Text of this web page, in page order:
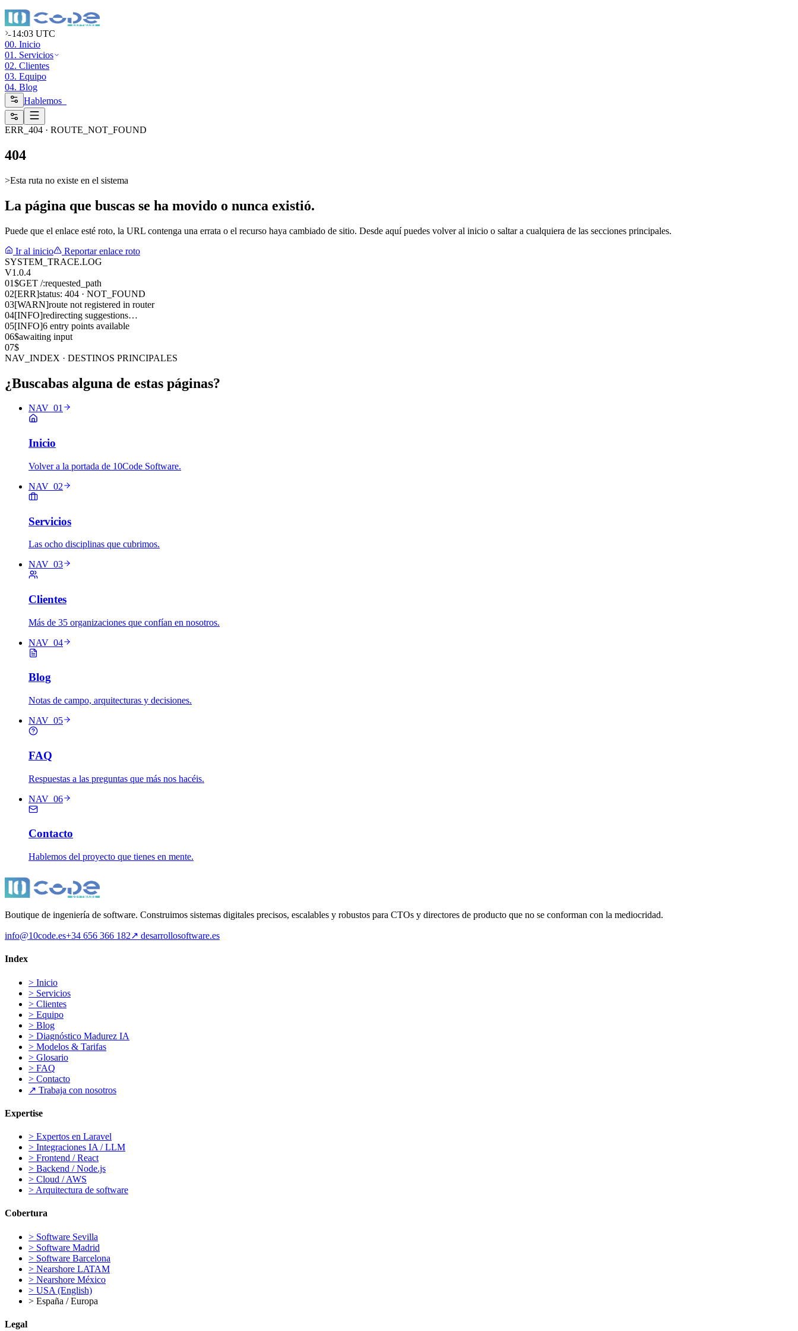
14:03 UTC
00. Inicio
01. Servicios
02. Clientes
03. Equipo
04. Blog
Hablemos_
ERR_404 · ROUTE_NOT_FOUND
404
>Esta ruta no existe en el sistema
La página que buscas se ha movido o nunca existió.
Puede que el enlace esté roto, la URL contenga una errata o el recurso haya cambiado de sitio. Desde aquí puedes volver al inicio o saltar a cualquiera de las secciones principales.
Ir al inicio
Reportar enlace roto
SYSTEM_TRACE.LOG
V1.0.4
01$GET /:requested_path
02[ERR]status: 404 · NOT_FOUND
03[WARN]route not registered in router
04[INFO]redirecting suggestions…
05[INFO]6 entry points available
06$awaiting input
07$
NAV_INDEX · DESTINOS PRINCIPALES
¿Buscabas alguna de estas páginas?
NAV_01
Inicio
Volver a la portada de 10Code Software.
NAV_02
Servicios
Las ocho disciplinas que cubrimos.
NAV_03
Clientes
Más de 35 organizaciones que confían en nosotros.
NAV_04
Blog
Notas de campo, arquitecturas y decisiones.
NAV_05
FAQ
Respuestas a las preguntas que más nos hacéis.
NAV_06
Contacto
Hablemos del proyecto que tienes en mente.
Boutique de ingeniería de software. Construimos sistemas digitales precisos, escalables y robustos para CTOs y directores de producto que no se conforman con la mediocridad.
info@10code.es+34 656 366 182↗ desarrollosoftware.es
Index
> Inicio
> Servicios
> Clientes
> Equipo
> Blog
> Diagnóstico Madurez IA
> Modelos & Tarifas
> Glosario
> FAQ
> Contacto
↗ Trabaja con nosotros
Expertise
> Expertos en Laravel
> Integraciones IA / LLM
> Frontend / React
> Backend / Node.js
> Cloud / AWS
> Arquitectura de software
Cobertura
> Software Sevilla
> Software Madrid
> Software Barcelona
> Nearshore LATAM
> Nearshore México
> USA (English)
> España / Europa
Legal